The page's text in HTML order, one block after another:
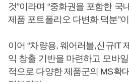
것”이라며 “중화권을 포함한 국
제품 포트폴리오 다변화 덕분”
이어 “차량용, 웨어러블,신규IT
익 창출 기반을 마련하고 모바
적으로 다양한 제품군의 MS확